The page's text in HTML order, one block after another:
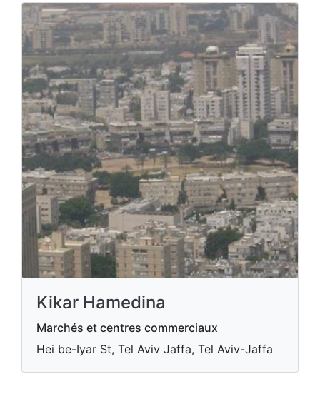
Kikar Hamedina
Marchés et centres commerciaux
Hei be-Iyar St, Tel Aviv Jaffa, Tel Aviv-Jaffa